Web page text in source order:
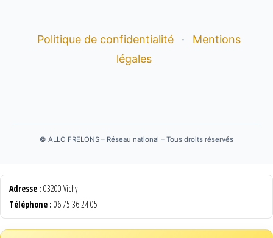
Politique de confidentialité ·
Mentions
légales
© ALLO FRELONS – Réseau national – Tous droits réservés
Adresse : 03200 Vichy
Téléphone : 06 75 36 24 05